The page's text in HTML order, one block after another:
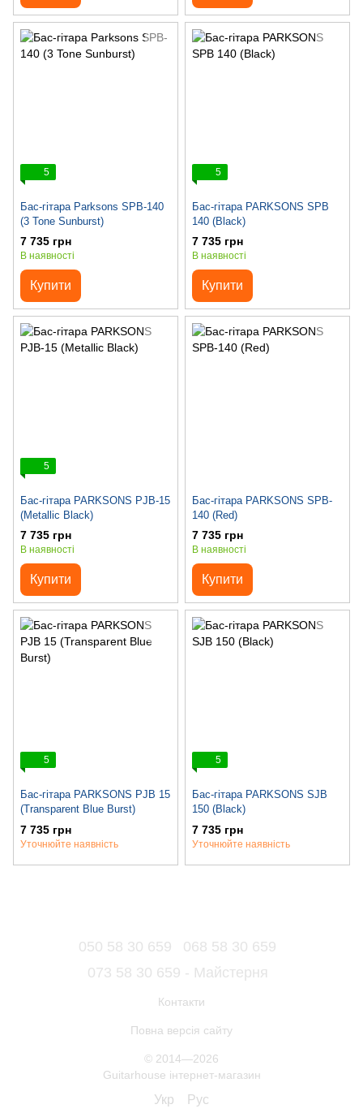
5
Бас-гітара Parksons SPB-140
(3 Tone Sunburst)
7 735 грн
В наявності
Купити
5
Бас-гітара PARKSONS SPB
140 (Black)
7 735 грн
В наявності
Купити
5
Бас-гітара PARKSONS PJB-15
(Metallic Black)
7 735 грн
В наявності
Купити
Бас-гітара PARKSONS SPB-
140 (Red)
7 735 грн
В наявності
Купити
5
Бас-гітара PARKSONS PJB 15
(Transparent Blue Burst)
7 735 грн
Уточнюйте наявність
5
Бас-гітара PARKSONS SJB
150 (Black)
7 735 грн
Уточнюйте наявність
050 58 30 659
068 58 30 659
073 58 30 659 - Майстерня
Контакти
Повна версія сайту
© 2014—2026
Guitarhouse інтернет-магазин
Укр Рус